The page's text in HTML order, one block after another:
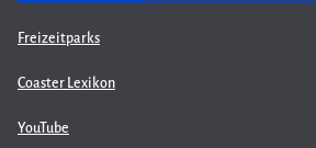
Freizeitparks
Coaster Lexikon
YouTube